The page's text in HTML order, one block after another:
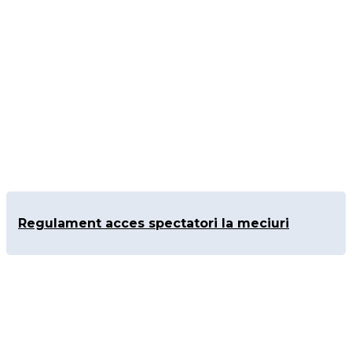
Regulament acces spectatori la meciuri